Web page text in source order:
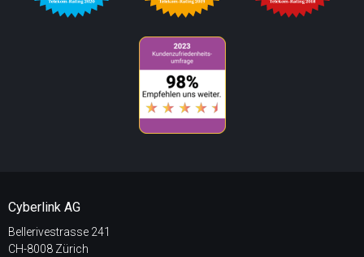
Cyberlink AG
Bellerivestrasse 241
CH-8008 Zürich